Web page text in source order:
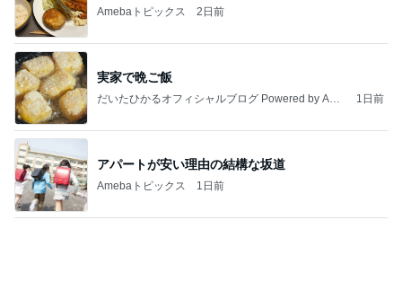
Amebaトピックス 2日前
実家で晩ご飯
だいたひかるオフィシャルブログ Powered by Ame
1日前
アパートが安い理由の結構な坂道
Amebaトピックス 1日前